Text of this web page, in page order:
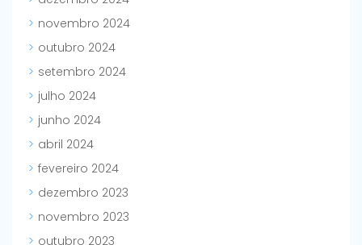
novembro 2024
outubro 2024
setembro 2024
julho 2024
junho 2024
abril 2024
fevereiro 2024
dezembro 2023
novembro 2023
outubro 2023